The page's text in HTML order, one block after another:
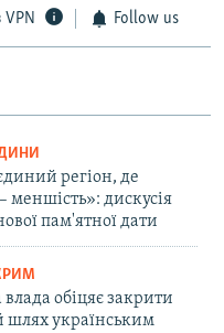
VPN Follow us
регіон, де
меншість»: дискусія
пам'ятної дати
влада обіцяє закрити
шлях українським